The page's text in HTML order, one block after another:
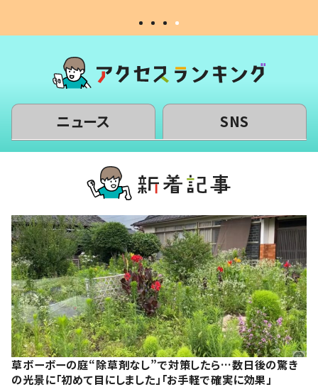
ニュース SNS
草ボーボーの庭“除草剤なし”で対策したら…数日後の驚き
の光景に「初めて目にしました」「お手軽で確実に効果」